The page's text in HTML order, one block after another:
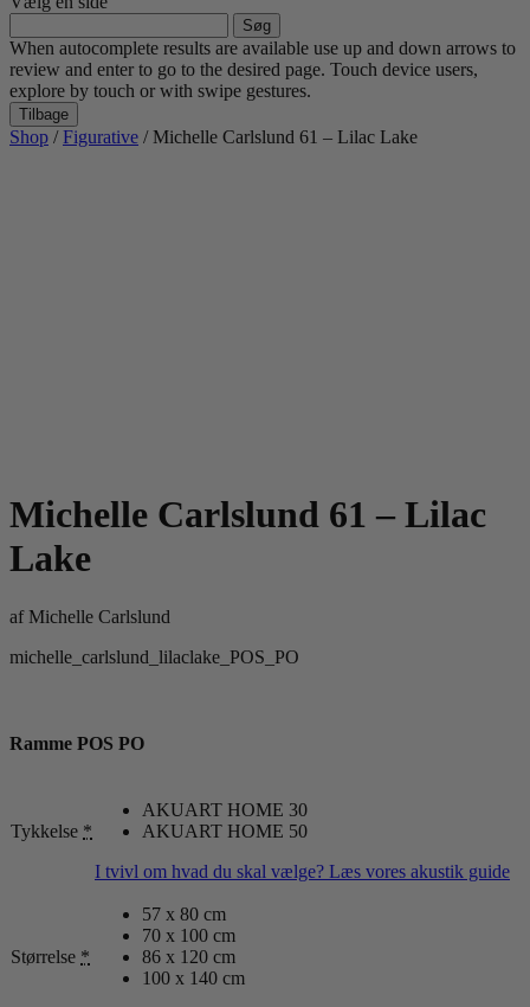
efter:
When autocomplete results are available use up and down arrows to
review and enter to go to the desired page. Touch device users,
explore by touch or with swipe gestures.
Tilbage
Shop /Figurative / Michelle Carlslund 61 – Lilac Lake
Michelle Carlslund 61 – Lilac
Lake
afMichelle Carlslund
michelle_carlslund_lilaclake_POS_PO
Ramme POS PO
Tykkelse *
AKUART HOME 30
AKUART HOME 50
I tvivl om hvad du skal vælge? Læs vores akustik guide
Størrelse *
57 x 80 cm
70 x 100 cm
86 x 120 cm
100 x 140 cm